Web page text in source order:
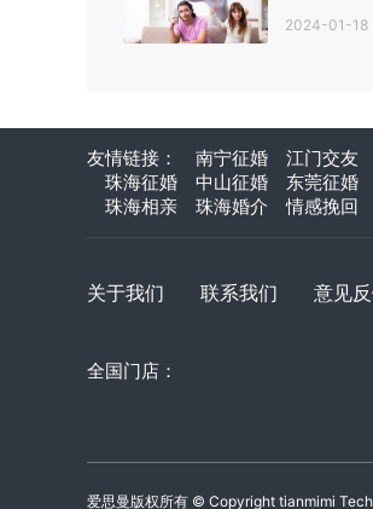
2024-01-18
友情链接： 南宁征婚 江门交友
珠海征婚
中山征婚 东莞征婚
珠海相亲
珠海婚介 情感挽回
关于我们 联系我们 意见
全国门店：
爱思曼版权所有 © Copyright tianmimi